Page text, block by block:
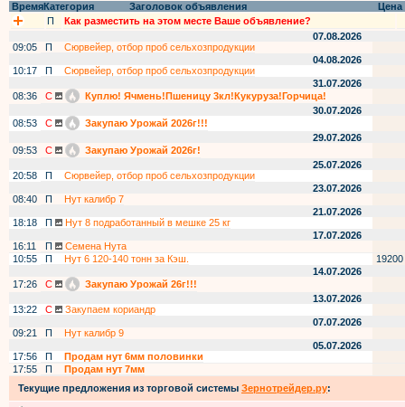
ВремяКатегория Заголовок объявления
Цена
П
Как разместить на этом месте Ваше объявление?
07.08.2026
09:05
П
Сюрвейер, отбор проб сельхозпродукции
04.08.2026
10:17
П
Сюрвейер, отбор проб сельхозпродукции
31.07.2026
08:36
С
Куплю! Ячмень!Пшеницу 3кл!Кукуруза!Горчица!
30.07.2026
08:53
С
Закупаю Урожай 2026г!!!
29.07.2026
09:53
С
Закупаю Урожай 2026г!
25.07.2026
20:58
П
Сюрвейер, отбор проб сельхозпродукции
23.07.2026
08:40
П
Нут калибр 7
21.07.2026
18:18
П
Нут 8 подработанный в мешке 25 кг
17.07.2026
16:11
П
Семена Нута
10:55
П Нут 6 120-140 тонн за Кэш.
19200
14.07.2026
17:26
С
Закупаю Урожай 26г!!!
13.07.2026
13:22
С
Закупаем кориандр
07.07.2026
09:21
П
Нут калибр 9
05.07.2026
17:56
П
Продам нут 6мм половинки
17:55
П
Продам нут 7мм
Текущие предложения из торговой системы Зернотрейдер.ру: